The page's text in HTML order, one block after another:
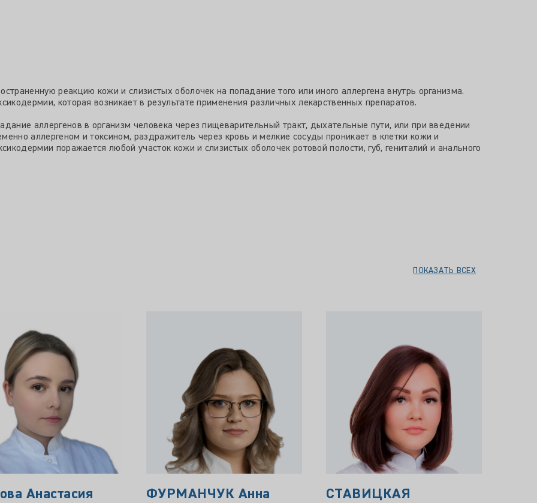
реакцию кожи и слизистых оболочек на попадание того или иного аллергена внутрь организма.
которая возникает в результате применения различных лекарственных препаратов.
аллергенов в организм человека через пищеварительный тракт, дыхательные пути, или при введении
аллергеном и токсином, раздражитель через кровь и мелкие сосуды проникает в клетки кожи и
поражается любой участок кожи и слизистых оболочек ротовой полости, губ, гениталий и анального
ПОКАЗАТЬ ВСЕХ
Анастасия
ФУРМАНЧУК Анна
СТАВИЦКАЯ